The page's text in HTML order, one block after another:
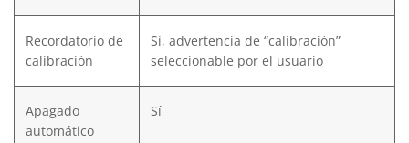
Recordatorio de
calibración
Sí, advertencia de “calibración”
seleccionable por el usuario
Apagado
automático
Sí